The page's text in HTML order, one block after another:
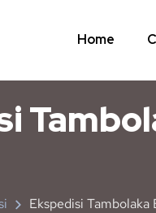
Home
Ekspedisi Tambolaka